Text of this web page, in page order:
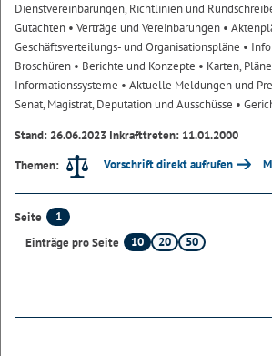
Dienstvereinbarungen, Richtlinien und
Gutachten • Verträge und Vereinbarungen •
Geschäftsverteilungs- und Organisationspläne •
Broschüren • Berichte und Konzepte • Karten,
Informationssysteme • Aktuelle Meldungen und
Senat, Magistrat, Deputation und Ausschüsse •
Stand: 26.06.2023 Inkrafttreten: 11.01.2000
Themen:
Vorschrift direkt aufrufen
Seite
1
Einträge pro Seite
10 20 50